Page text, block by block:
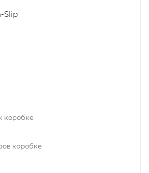
Slip
коробке
коробке